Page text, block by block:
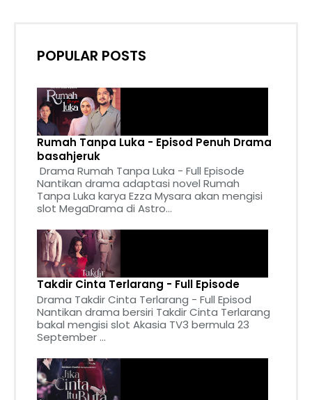
POPULAR POSTS
Rumah Tanpa Luka - Episod Penuh Drama
basahjeruk
Drama Rumah Tanpa Luka - Full Episode
Nantikan drama adaptasi novel Rumah
Tanpa Luka karya Ezza Mysara akan mengisi
slot MegaDrama di Astro...
Takdir Cinta Terlarang - Full Episode
Drama Takdir Cinta Terlarang - Full Episod
Nantikan drama bersiri Takdir Cinta Terlarang
bakal mengisi slot Akasia TV3 bermula 23
September ...